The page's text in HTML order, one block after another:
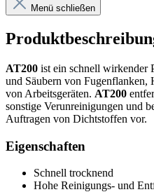
Menü schließen
AT200 ist ein schnell wirkender
und Säubern von Fugenflanken,
von Arbeitsgeräten. AT200
sonstige Verunreinigungen und
Auftragen von Dichtstoffen vor.
Eigenschaften
Schnell trocknend
Hohe Reinigungs- und